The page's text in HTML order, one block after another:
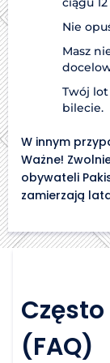
Nie
Masz
Twój
bilecie.
W innym
Ważne!
obywateli
zamierzają
(FAQ)